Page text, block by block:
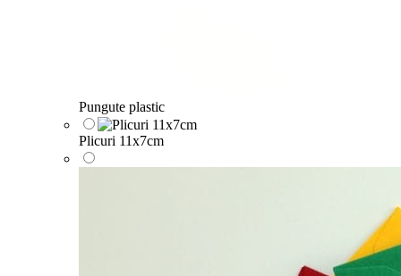
Pungute plastic
Plicuri 11x7cm